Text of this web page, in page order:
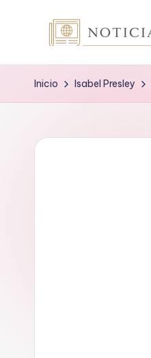
contenido
n
o
i
Inicio Isabel Presley